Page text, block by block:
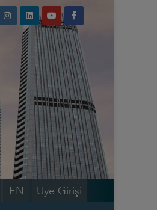
Üye Girişi
EN